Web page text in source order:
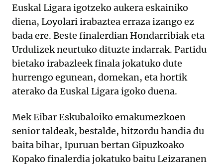
Euskal Ligara igotzeko aukera eskainiko
diena, Loyolari irabaztea erraza izango ez
bada ere. Beste finalerdian Hondarribiak eta
Urdulizek neurtuko dituzte indarrak. Partidu
bietako irabazleek finala jokatuko dute
hurrengo egunean, domekan, eta hortik
aterako da Euskal Ligara igoko duena.
Mek Eibar Eskubaloiko emakumezkoen
senior taldeak, bestalde, hitzordu handia du
baita bihar, Ipuruan bertan Gipuzkoako
Kopako finalerdia jokatuko baitu Leizaranen